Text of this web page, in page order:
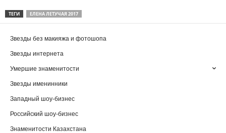
ТЕГИ ЕЛЕНА ЛЕТУЧАЯ 2017
Звезды без макияжа и фотошопа
Звезды интернета
Умершие знаменитости
Звезды именинники
Западный шоу-бизнес
Российский шоу-бизнес
Знаменитости Казахстана